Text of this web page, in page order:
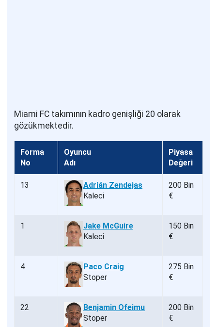
Miami FC takımının kadro genişliği 20 olarak
gözükmektedir.
Forma
No
Oyuncu
Adı
Piyasa
Değeri
13
Adrián Zendejas
Kaleci
200 Bin
€
1
Jake McGuire
Kaleci
150 Bin
€
4
Paco Craig
Stoper
275 Bin
€
22
Benjamin Ofeimu
Stoper
200 Bin
€